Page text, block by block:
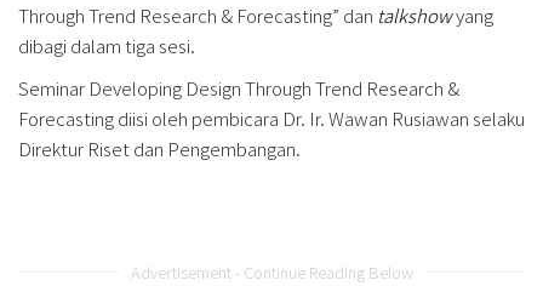
Through Trend Research & Forecasting” dan talkshowyang
dibagi dalam tiga sesi.
Seminar Developing Design Through Trend Research &
Forecasting diisi oleh pembicara Dr. Ir. Wawan Rusiawan selaku
Direktur Riset dan Pengembangan.
Advertisement - Continue Reading Below